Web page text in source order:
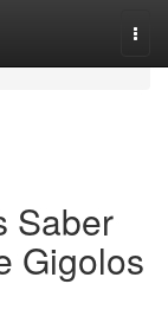
Saber
Gigolos